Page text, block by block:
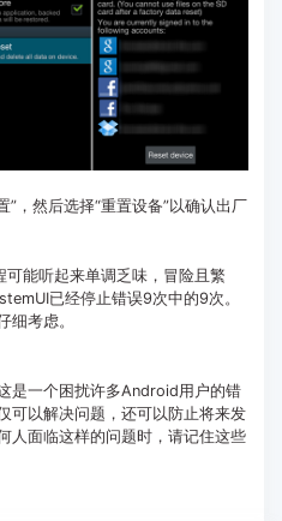
”，然后选择“重置设备”以确认出厂
能听起来单调乏味，冒险且繁
已经停止错误9次中的9次。
细考虑。
是一个困扰许多Android用户的错
可以解决问题，还可以防止将来发
人面临这样的问题时，请记住这些